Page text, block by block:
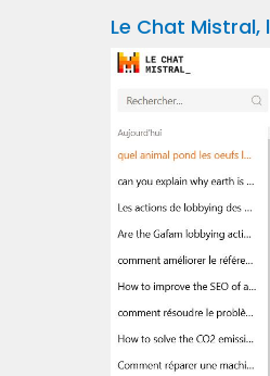
Le Chat